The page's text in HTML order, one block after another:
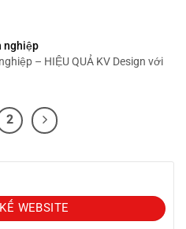
nghiệp
– HIỆU QUẢ KV Design với
2
WEBSITE